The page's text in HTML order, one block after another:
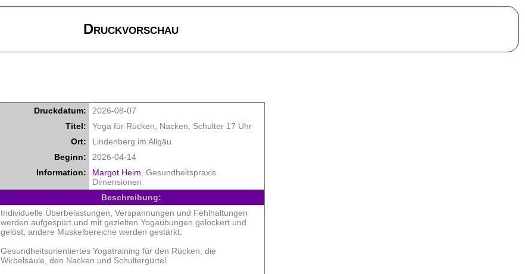
Druckvorschau
Druckdatum:
2026-08-07
Titel:
Yoga für Rücken, Nacken, Schulter 17 Uhr
Ort:
Lindenberg im Allgäu
Beginn:
2026-04-14
Information:
Margot Heim , Gesundheitspraxis
Dimensionen
Beschreibung:
Individuelle Überbelastungen, Verspannungen und Fehlhaltungen
werden aufgespürt und mit gezielten Yogaübungen gelockert und
gelöst, andere Muskelbereiche werden gestärkt.
Gesundheitsorientiertes Yogatraining für den Rücken, die
Wirbelsäule, den Nacken und Schultergürtel.